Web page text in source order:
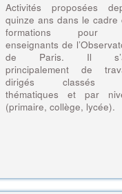
Activités proposées
quinze ans dans le cadre
formations pour
enseignants de
de Paris. Il
principalement de
dirigés classés
thématiques et par
(primaire, collège, lycée).